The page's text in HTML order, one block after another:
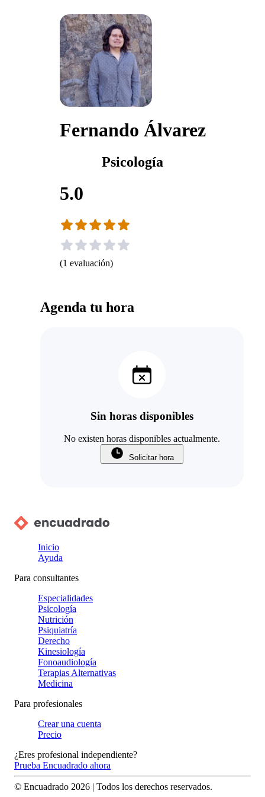
Fernando Álvarez
Psicología
5.0
(1 evaluación)
Agenda tu hora
Sin horas disponibles
No existen horas disponibles actualmente.
Solicitar hora
Inicio
Ayuda
Para consultantes
Especialidades
Psicología
Nutrición
Psiquiatría
Derecho
Kinesiología
Fonoaudiología
Terapias Alternativas
Medicina
Para profesionales
Crear una cuenta
Precio
¿Eres profesional independiente?
Prueba Encuadrado ahora
© Encuadrado 2026 | Todos los derechos reservados.